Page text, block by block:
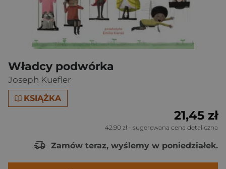
Władcy podwórka
Joseph Kuefler
KSIĄŻKA
21,45 zł
42,90 zł - sugerowana cena detaliczna
Zamów teraz, wyślemy w poniedziałek.